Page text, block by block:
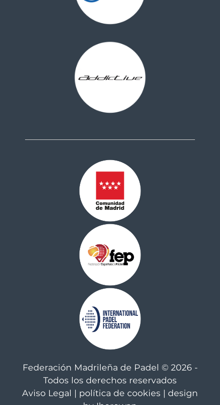
Federación Madrileña de Padel © 2026 -
Todos los derechos reservados
Aviso Legal | política de cookies | design